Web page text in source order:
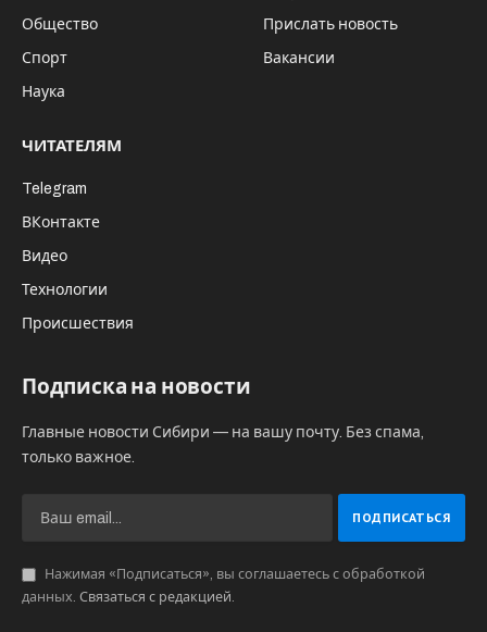
не менее 2,154 млн кв. м жилья/ "На стройке", Юрий Любавин .
Новосибирской области с начала года
введено в эксплуатацию 891 тыс кв м
жилья, из которых 565 тыс кв м
приходится на многоквартирные дома.
Новосибирской области Алексей Колмаков,
63,5 % (или 565,6 тыс кв м) в объеме ввода
приходится на многоквартирное жилье,
оставшиеся 36,5 % – индивидуальное
жилищное строительство (325,4 тыс кв м, что
на 19,2 % выше прошлогодних показателей).
Новосибирская область вышла в топ-3 по